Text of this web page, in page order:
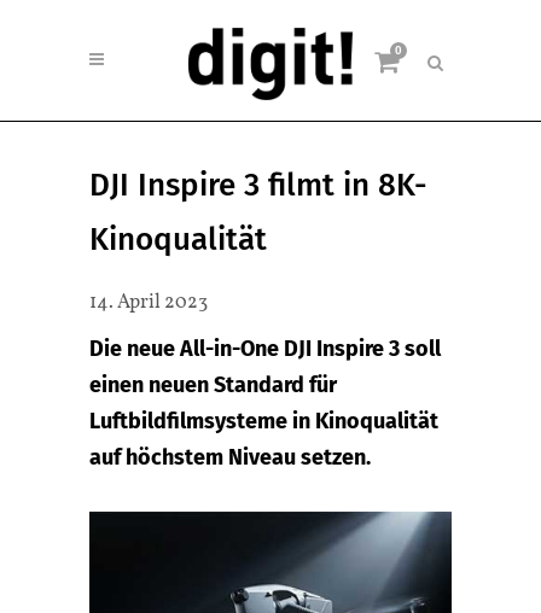
0
DJI Inspire 3 filmt in 8K-
Kinoqualität
14. April 2023
Die neue All-in-One DJI Inspire 3 soll
einen neuen Standard für
Luftbildfilmsysteme in Kinoqualität
auf höchstem Niveau setzen.